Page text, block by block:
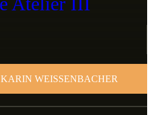
KARIN WEISSENBACHER